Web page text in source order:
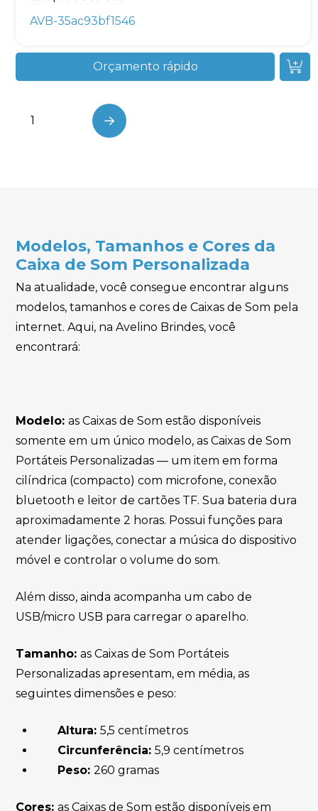
AVB-35ac93bf1546
Orçamento rápido
1 Next
Modelos, Tamanhos e Cores da
Caixa de Som Personalizada
Na atualidade, você consegue encontrar alguns
modelos, tamanhos e cores de Caixas de Som pela
internet. Aqui, na Avelino Brindes, você
encontrará:
Modelo:as Caixas de Som estão disponíveis
somente em um único modelo, as Caixas de Som
Portáteis Personalizadas — um item em forma
cilíndrica (compacto) com microfone, conexão
bluetooth e leitor de cartões TF. Sua bateria dura
aproximadamente 2 horas. Possui funções para
atender ligações, conectar a música do dispositivo
móvel e controlar o volume do som.
Além disso, ainda acompanha um cabo de
USB/micro USB para carregar o aparelho.
Tamanho:as Caixas de Som Portáteis
Personalizadas apresentam, em média, as
seguintes dimensões e peso:
Altura: 5,5 centímetros
Circunferência: 5,9 centímetros
Peso: 260 gramas
Cores:as Caixas de Som estão disponíveis em